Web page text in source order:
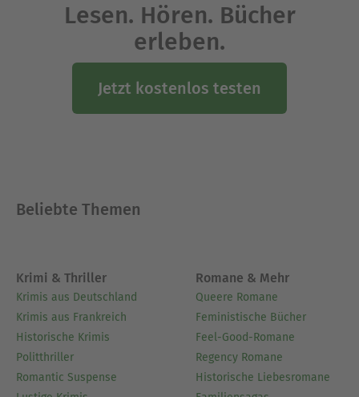
Lesen. Hören. Bücher
erleben.
Jetzt kostenlos testen
Beliebte Themen
Krimi & Thriller
Krimis aus Deutschland
Krimis aus Frankreich
Historische Krimis
Politthriller
Romantic Suspense
Romane & Mehr
Queere Romane
Feministische Bücher
Feel-Good-Romane
Regency Romane
Historische Liebesromane